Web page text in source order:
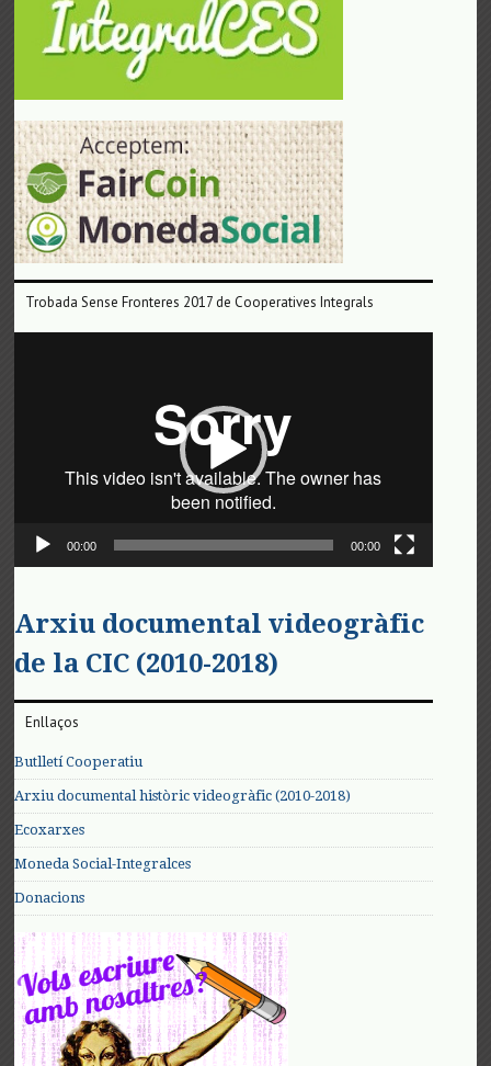
Trobada Sense Fronteres 2017 de Cooperatives Integrals
00:00 00:00
Arxiu documental videogràfic
de la CIC (2010-2018)
Enllaços
Butlletí Cooperatiu
Arxiu documental històric videogràfic (2010-2018)
Ecoxarxes
Moneda Social-Integralces
Donacions